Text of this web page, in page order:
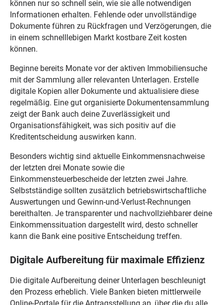
können nur so schnell sein, wie sie alle notwendigen
Informationen erhalten. Fehlende oder unvollständige
Dokumente führen zu Rückfragen und Verzögerungen, die
in einem schnelllebigen Markt kostbare Zeit kosten
können.
Beginne bereits Monate vor der aktiven Immobiliensuche
mit der Sammlung aller relevanten Unterlagen. Erstelle
digitale Kopien aller Dokumente und aktualisiere diese
regelmäßig. Eine gut organisierte Dokumentensammlung
zeigt der Bank auch deine Zuverlässigkeit und
Organisationsfähigkeit, was sich positiv auf die
Kreditentscheidung auswirken kann.
Besonders wichtig sind aktuelle Einkommensnachweise
der letzten drei Monate sowie die
Einkommensteuerbescheide der letzten zwei Jahre.
Selbstständige sollten zusätzlich betriebswirtschaftliche
Auswertungen und Gewinn-und-Verlust-Rechnungen
bereithalten. Je transparenter und nachvollziehbarer deine
Einkommenssituation dargestellt wird, desto schneller
kann die Bank eine positive Entscheidung treffen.
Digitale Aufbereitung für maximale Effizienz
Die digitale Aufbereitung deiner Unterlagen beschleunigt
den Prozess erheblich. Viele Banken bieten mittlerweile